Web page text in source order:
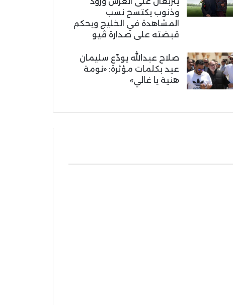
وذنوب يكتسح نسب
المشاهدة في الخليج ويحكم
قبضته على صدارة ڤيو
صلاح عبدالله يودّع سليمان
عيد بكلمات مؤثرة: «نومة
هنية يا غالي»